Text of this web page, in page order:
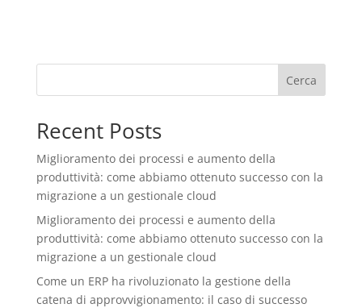
Cerca
Recent Posts
Miglioramento dei processi e aumento della
produttività: come abbiamo ottenuto successo con la
migrazione a un gestionale cloud
Miglioramento dei processi e aumento della
produttività: come abbiamo ottenuto successo con la
migrazione a un gestionale cloud
Come un ERP ha rivoluzionato la gestione della
catena di approvvigionamento: il caso di successo